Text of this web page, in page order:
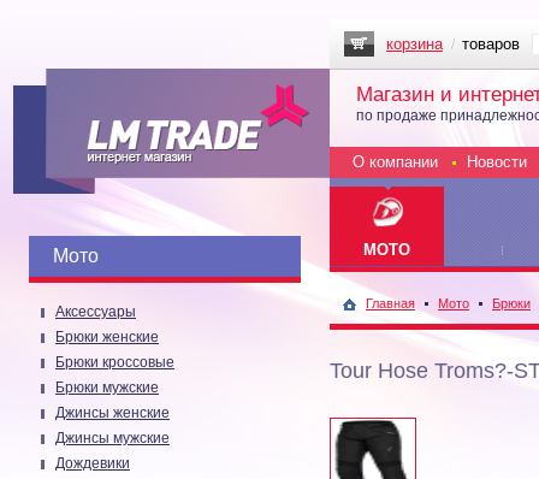
Мото
Аксессуары
Брюки женские
Брюки кроссовые
Брюки мужские
Джинсы женские
Джинсы мужские
Дождевики
корзина товаров
Магазин и
по продаже
О компании Новости
МОТО
Главная Мото Брюки
Tour Hose Troms?-